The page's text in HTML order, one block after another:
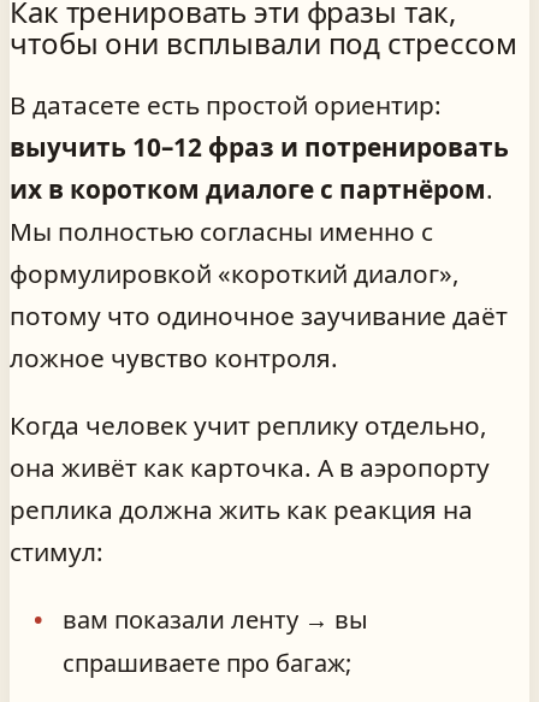
Как тренировать эти фразы так,
чтобы они всплывали под стрессом
В датасете есть простой ориентир:
выучить 10–12 фраз и потренировать
их в коротком диалоге с партнёром.
Мы полностью согласны именно с
формулировкой «короткий диалог»,
потому что одиночное заучивание даёт
ложное чувство контроля.
Когда человек учит реплику отдельно,
она живёт как карточка. А в аэропорту
реплика должна жить как реакция на
стимул:
вам показали ленту → вы
спрашиваете про багаж;